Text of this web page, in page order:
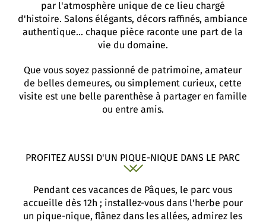
par l'atmosphère unique de ce lieu chargé
d'histoire. Salons élégants, décors raffinés, ambiance
authentique... chaque pièce raconte une part de la
vie du domaine.
Que vous soyez passionné de patrimoine, amateur
de belles demeures, ou simplement curieux, cette
visite est une belle parenthèse à partager en famille
ou entre amis.
PROFITEZ AUSSI D'UN PIQUE-NIQUE DANS LE PARC
Pendant ces vacances de Pâques, le parc vous
accueille dès 12h ; installez-vous dans l'herbe pour
un pique-nique, flânez dans les allées, admirez les